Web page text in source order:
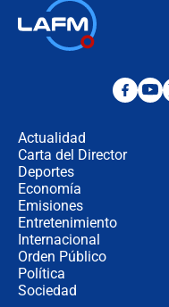
Actualidad
Carta del Director
Deportes
Economía
Emisiones
Entretenimiento
Internacional
Orden Público
Política
Sociedad